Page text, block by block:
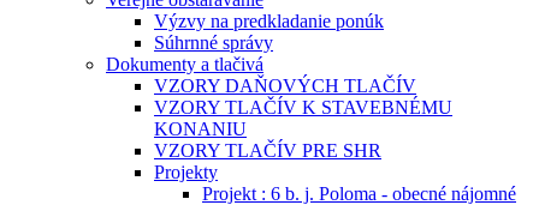
Výzvy na predkladanie ponúk
Súhrnné správy
Dokumenty a tlačivá
VZORY DAŇOVÝCH TLAČÍV
VZORY TLAČÍV K STAVEBNÉMU
KONANIU
VZORY TLAČÍV PRE SHR
Projekty
Projekt : 6 b. j. Poloma - obecné nájomné